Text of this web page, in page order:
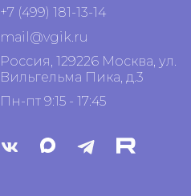
+7 (499) 181-13-14
mail@vgik.ru
Россия, 129226 Москва, ул.
Вильгельма Пика, д.3
Пн-пт 9:15 - 17:45